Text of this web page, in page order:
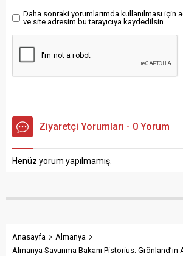
takipçisi
yaptı....
Daha sonraki yorumlarımda kullanılması için
ve site adresim bu tarayıcıya kaydedilsin.
Ziyaretçi Yorumları - 0 Yorum
Henüz yorum yapılmamış.
Anasayfa
Almanya
Almanya Savunma Bakanı Pistorius: Grönland’ın